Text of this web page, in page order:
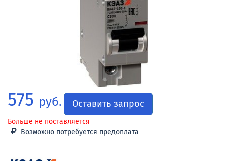
575 руб. Оставить запрос
Больше не поставляется
Возможно потребуется предоплата